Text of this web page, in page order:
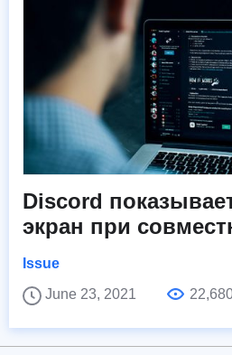
Discord
экран при
Issue
June 23, 2021